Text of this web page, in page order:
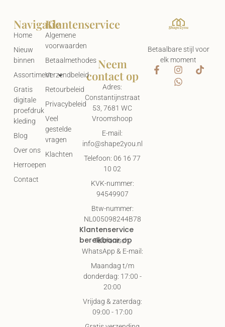
Betaalbare stijl voor
elk moment
Klantenservice
Algemene
voorwaarden
Betaalmethodes
Verzendbeleid
Retourbeleid
Privacybeleid
Veel
gestelde
vragen
Klachten
Navigatie
Home
Nieuw
binnen
Assortiment
Gratis
digitale
proefdruk
kleding
Blog
Over ons
Herroepen
Contact
Neem
contact op
Adres:
Constantijnstraat
53, 7681 WC
Vroomshoop
E-mail:
info@shape2you.nl
Telefoon: 06 16 77
10 02
KVK-nummer:
94549907
Btw-nummer:
NL005098244B78
Klantenservice
bereikbaar op
Telefonisch,
WhatsApp & E-mail:
Maandag t/m
donderdag: 17:00 -
20:00
Vrijdag & zaterdag:
09:00 - 17:00